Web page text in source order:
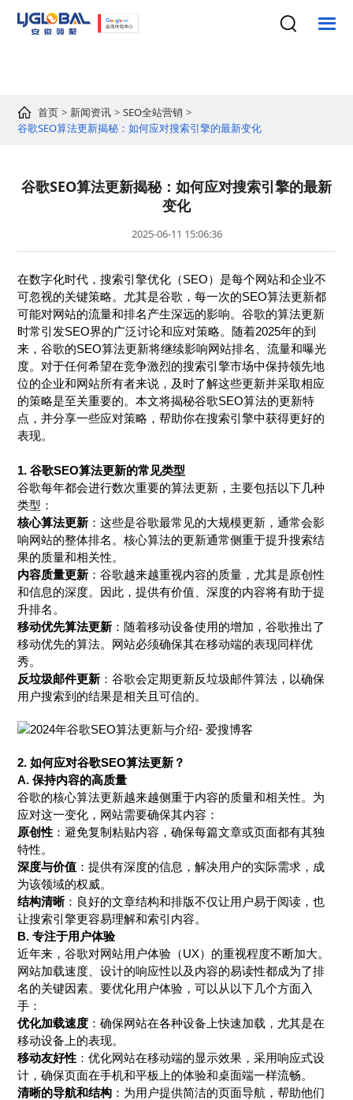
首页 新闻资讯
SEO全站营销
谷歌SEO算法更新揭秘：如何应对搜索引擎的最新变化
谷歌SEO算法更新揭秘：如何应对搜索引擎的最新
变化
2025-06-11 15:06:36
在数字化时代，搜索引擎优化（SEO）是每个网站和企业不
可忽视的关键策略。尤其是谷歌，每一次的SEO算法更新都
可能对网站的流量和排名产生深远的影响。谷歌的算法更新
时常引发SEO界的广泛讨论和应对策略。随着2025年的到
来，谷歌的SEO算法更新将继续影响网站排名、流量和曝光
度。对于任何希望在竞争激烈的搜索引擎市场中保持领先地
位的企业和网站所有者来说，及时了解这些更新并采取相应
的策略是至关重要的。本文将揭秘谷歌SEO算法的更新特
点，并分享一些应对策略，帮助你在搜索引擎中获得更好的
表现。
1.谷歌SEO算法更新的常见类型
谷歌每年都会进行数次重要的算法更新，主要包括以下几种
类型：
核心算法更新 ：这些是谷歌最常见的大规模更新，通常会影
响网站的整体排名。核心算法的更新通常侧重于提升搜索结
果的质量和相关性。
内容质量更新 ：谷歌越来越重视内容的质量，尤其是原创性
和信息的深度。因此，提供有价值、深度的内容将有助于提
升排名。
移动优先算法更新 ：随着移动设备使用的增加，谷歌推出了
移动优先的算法。网站必须确保其在移动端的表现同样优
秀。
反垃圾邮件更新 ：谷歌会定期更新反垃圾邮件算法，以确保
用户搜索到的结果是相关且可信的。
2.如何应对谷歌SEO算法更新？
A. 保持内容的高质量
谷歌的核心算法更新越来越侧重于内容的质量和相关性。为
应对这一变化，网站需要确保其内容：
原创性 ：避免复制粘贴内容，确保每篇文章或页面都有其独
特性。
深度与价值 ：提供有深度的信息，解决用户的实际需求，成
为该领域的权威。
结构清晰：良好的文章结构和排版不仅让用户易于阅读，也
让搜索引擎更容易理解和索引内容。
B. 专注于用户体验
近年来，谷歌对网站用户体验（UX）的重视程度不断加大。
网站加载速度、设计的响应性以及内容的易读性都成为了排
名的关键因素。要优化用户体验，可以从以下几个方面入
手：
优化加载速度 ：确保网站在各种设备上快速加载，尤其是在
移动设备上的表现。
移动友好性 ：优化网站在移动端的显示效果，采用响应式设
计，确保页面在手机和平板上的体验和桌面端一样流畅。
清晰的导航和结构 ：为用户提供简洁的页面导航，帮助他们